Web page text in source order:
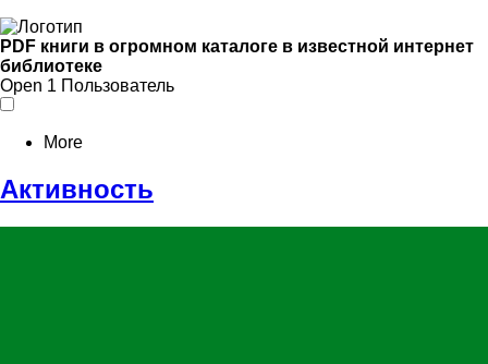
PDF книги в огромном каталоге в известной интернет
библиотеке
Open 1 Пользователь
More
Активность